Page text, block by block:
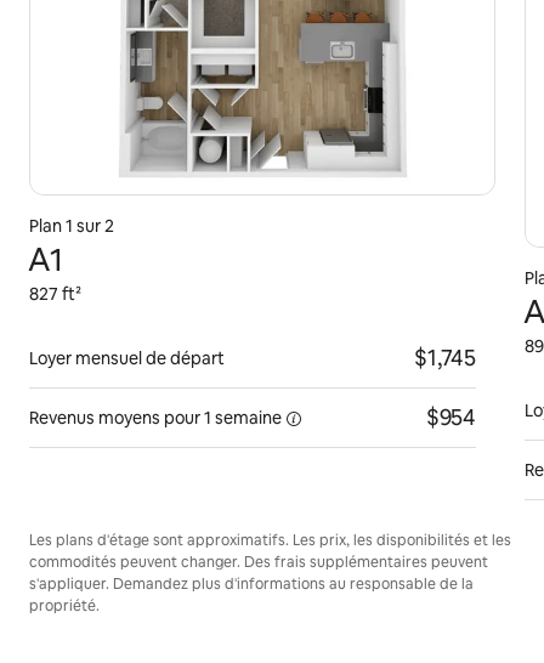
Plan 1 sur 2
A1
827 ft²
Loyer mensuel de départ $1,745
Revenus moyens pour1 semaine $954
Les plans d'étage sont approximatifs. Les prix, les disponibilités et les
commodités peuvent changer. Des frais supplémentaires peuvent
s'appliquer. Demandez plus d'informations au responsable de la
propriété.